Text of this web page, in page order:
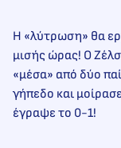
Η «λύτρωση» θα
μισής ώρας! Ο
«μέσα» από δύο
γήπεδο και
έγραψε το 0-1!